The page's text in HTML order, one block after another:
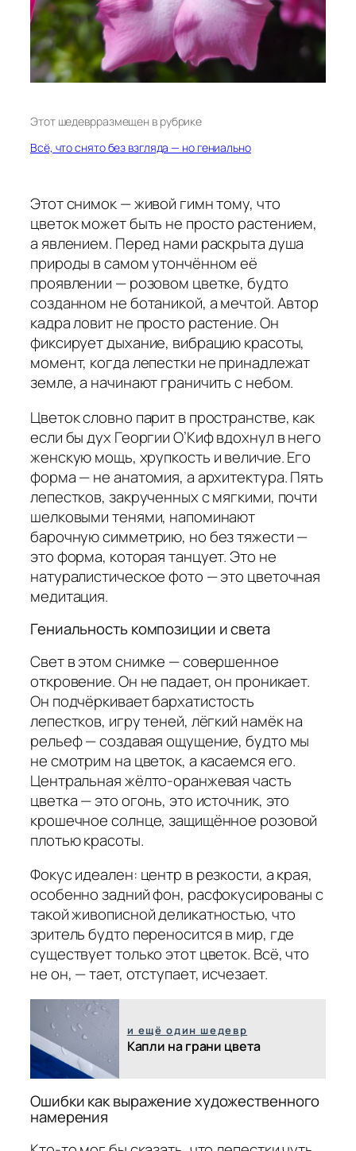
Этот шедеврразмещен в рубрике
Всё, что снято без взгляда — но гениально
Этот снимок — живой гимн тому, что
цветок может быть не просто растением,
а явлением. Перед нами раскрыта душа
природы в самом утончённом её
проявлении — розовом цветке, будто
созданном не ботаникой, а мечтой. Автор
кадра ловит не просто растение. Он
фиксирует дыхание, вибрацию красоты,
момент, когда лепестки не принадлежат
земле, а начинают граничить с небом.
Цветок словно парит в пространстве, как
если бы дух Георгии О’Киф вдохнул в него
женскую мощь, хрупкость и величие. Его
форма — не анатомия, а архитектура. Пять
лепестков, закрученных с мягкими, почти
шелковыми тенями, напоминают
барочную симметрию, но без тяжести —
это форма, которая танцует. Это не
натуралистическое фото — это цветочная
медитация.
Гениальность композиции и света
Свет в этом снимке — совершенное
откровение. Он не падает, он проникает.
Он подчёркивает бархатистость
лепестков, игру теней, лёгкий намёк на
рельеф — создавая ощущение, будто мы
не смотрим на цветок, а касаемся его.
Центральная жёлто-оранжевая часть
цветка — это огонь, это источник, это
крошечное солнце, защищённое розовой
плотью красоты.
Фокус идеален: центр в резкости, а края,
особенно задний фон, расфокусированы с
такой живописной деликатностью, что
зритель будто переносится в мир, где
существует только этот цветок. Всё, что
не он, — тает, отступает, исчезает.
и ещё один шедевр
Капли на грани цвета
Ошибки как выражение художественного
намерения